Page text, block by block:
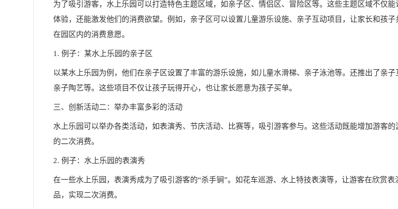
为了吸引游客，水上乐园可以打造特色主题区域，如亲子区、情侣区、冒险区等。这些主题区域不仅
体验，还能激发他们的消费欲望。例如，亲子区可以设置儿童游乐设施、亲子互动项目，让家长和孩
在园区内的消费意愿。
1. 例子：某水上乐园的亲子区
以某水上乐园为例，他们在亲子区设置了丰富的游乐设施，如儿童水滑梯、亲子泳池等。还推出了亲子
亲子陶艺等。这些项目不仅让孩子玩得开心，也让家长愿意为孩子买单。
三、创新活动二：举办丰富多彩的活动
水上乐园可以举办各类活动，如表演秀、节庆活动、比赛等，吸引游客参与。这些活动既能增加游客的
的二次消费。
2. 例子：水上乐园的表演秀
在一些水上乐园，表演秀成为了吸引游客的“杀手锏”。如花车巡游、水上特技表演等，让游客在欣赏表
品，实现二次消费。